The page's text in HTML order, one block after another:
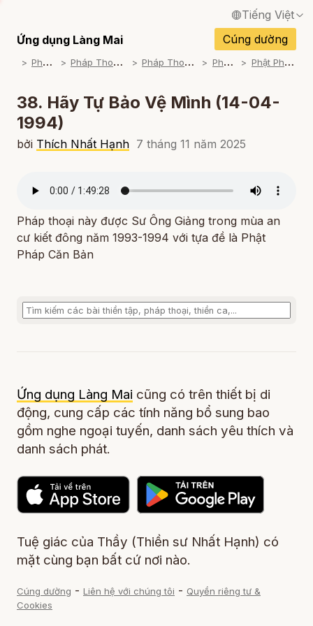
Tiếng Việt
English / Tiếng Anh
Français / Tiếng Pháp
Español / Tiếng Tây Ban Nha
Italiano / Tiếng Ý
Ứng dụng Làng Mai
Cúng dường
P
háp Thoại P
háp Thoại Thiền Sư Thích Nhất Hạnh P
háp Thoại Theo Bộ An Cư Kiết Đông P
háp Thoại Mp3 P
hật Pháp Căn Bản (1993-1994)
38. Hãy Tự Bảo Vệ Mình (14-04-
1994)
bởi Thích Nhất Hạnh 7 tháng 11 năm 2025
Pháp thoại này được Sư Ông Giảng trong mùa an
cư kiết đông năm 1993-1994 với tựa đề là Phật
Pháp Căn Bản
Ứng dụng Làng Mai cũng có trên thiết bị di
động, cung cấp các tính năng bổ sung bao
gồm nghe ngoại tuyến, danh sách yêu thích và
danh sách phát.
Tuệ giác của Thầy (Thiền sư Nhất Hạnh) có
mặt cùng bạn bất cứ nơi nào.
Cúng dường - Liên hệ với chúng tôi - Quyền riêng tư &
Cookies